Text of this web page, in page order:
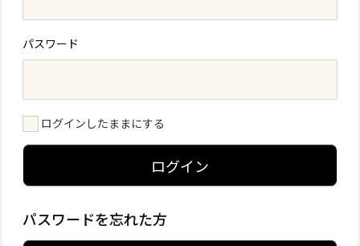
パスワード
ログインしたままにする
ログイン
パスワードを忘れた方